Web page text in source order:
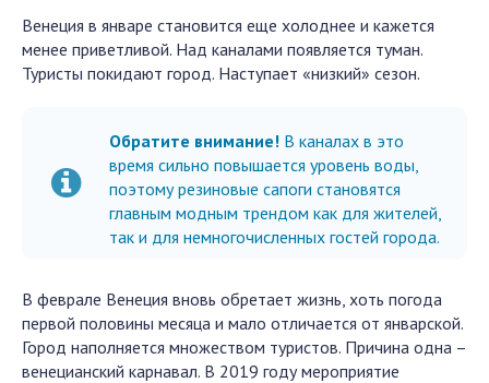
Венеция в январе становится еще холоднее и кажется
менее приветливой. Над каналами появляется туман.
Туристы покидают город. Наступает «низкий» сезон.
Обратите внимание! В каналах в это
время сильно повышается уровень воды,
поэтому резиновые сапоги становятся
главным модным трендом как для жителей,
так и для немногочисленных гостей города.
В феврале Венеция вновь обретает жизнь, хоть погода
первой половины месяца и мало отличается от январской.
Город наполняется множеством туристов. Причина одна –
венецианский карнавал. В 2019 году мероприятие